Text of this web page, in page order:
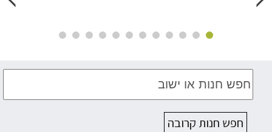
חפש חנות קרובה